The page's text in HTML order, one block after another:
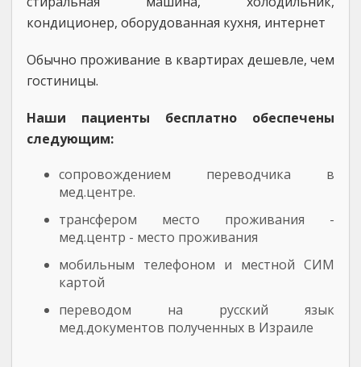
кондиционер, оборудованная кухня, интернет
Обычно проживание в квартирах дешевле, чем
гостиницы.
Наши пациенты бесплатно обеспечены
следующим:
сопровождением переводчика в
мед.центре.
трансфером место проживания -
мед.центр - место проживания
мобильным телефоном и местной СИМ
картой
переводом на русский язык
мед.документов полученных в Израиле